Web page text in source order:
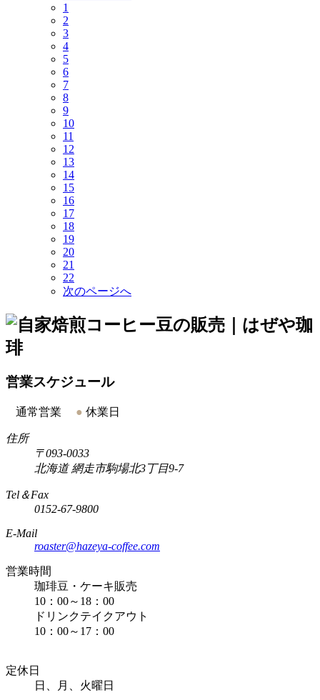
1
2
3
4
5
6
7
8
9
10
11
12
13
14
15
16
17
18
19
20
21
22
次のページへ
営業スケジュール
通常営業 ● 休業日
住所
〒093-0033
北海道 網走市駒場北3丁目9-7
Tel＆Fax
0152-67-9800
E-Mail
roaster@hazeya-coffee.com
営業時間
珈琲豆・ケーキ販売
10：00～18：00
ドリンクテイクアウト
10：00～17：00
定休日
日、月、火曜日